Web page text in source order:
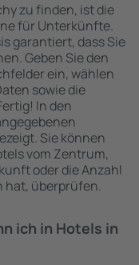
zu finden, ist die
für Unterkünfte.
garantiert, dass Sie
Geben Sie den
ein, wählen
sowie die
In den
Sie können
vom Zentrum,
oder die Anzahl
hat, überprüfen.
ich in Hotels in